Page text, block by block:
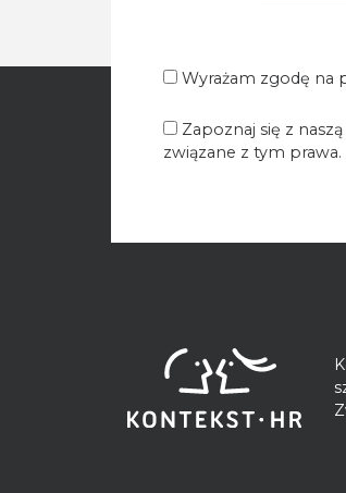
Wyrażam zgodę na
Zapoznaj się z naszą
związane z tym prawa.